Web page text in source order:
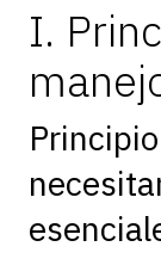
I.